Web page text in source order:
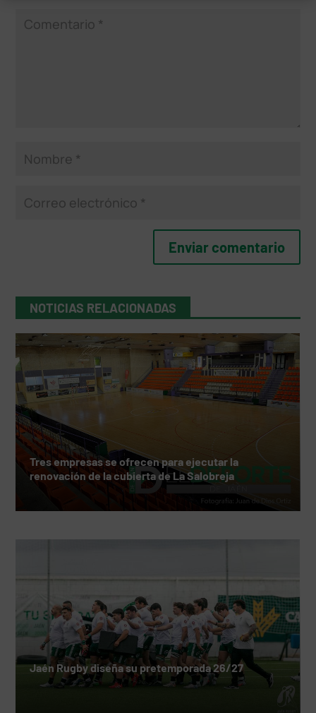
NOTICIAS RELACIONADAS
Tres empresas se ofrecen para ejecutar la
renovación de la cubierta de La Salobreja
Jaén Rugby diseña su pretemporada 26/27